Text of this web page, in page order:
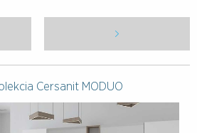
Cersanit MODUO